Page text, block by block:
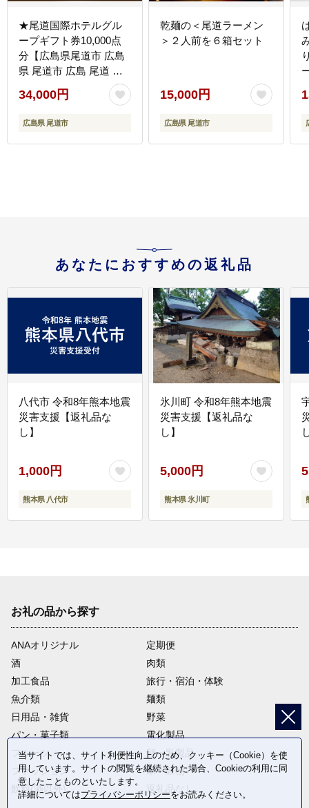
★尾道国際ホテルグル
ープギフト券10,000点
分【広島県尾道市 広島
県 尾道市 広島 尾道 ふ
るさと 納税 支援 ギフト
券 ホテル 旅館 宿 レス
トラン 食事 お食事 宿泊
行 トラベル】
34,000円
広島県 尾道市
乾麺の＜尾道ラーメン
＞２人前を６箱セット
15,000円
広島県 尾道市
あなたにおすすめの返礼品
八代市 令和8年熊本地震
災害支援【返礼品な
し】
1,000円
熊本県 八代市
氷川町 令和8年熊本地震
災害支援【返礼品な
し】
5,000円
熊本県 氷川町
お礼の品から探す
ANAオリジナル
定期便
酒
肉類
加工食品
旅行・宿泊・体験
魚介類
麺類
日用品・雑貨
野菜
パン・菓子類
電化製品
フルーツ
卵・乳製品
ファッション
米・穀物
飲料(酒以外)
返礼品なし
当サイトでは、サイト利便性向上のため、クッキー（Cookie）を使
用しています。サイトの閲覧を継続された場合、Cookieの利用に同
意したことものといたします。
詳細についてはプライバシーポリシーをお読みください。